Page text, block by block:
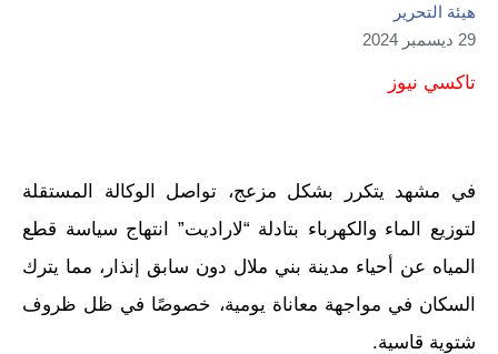
هيئة التحرير
29 ديسمبر 2024
تاكسي نيوز
في مشهد يتكرر بشكل مزعج، تواصل الوكالة المستقلة
لتوزيع الماء والكهرباء بتادلة “لاراديت” انتهاج سياسة قطع
المياه عن أحياء مدينة بني ملال دون سابق إنذار، مما يترك
السكان في مواجهة معاناة يومية، خصوصًا في ظل ظروف
شتوية قاسية.